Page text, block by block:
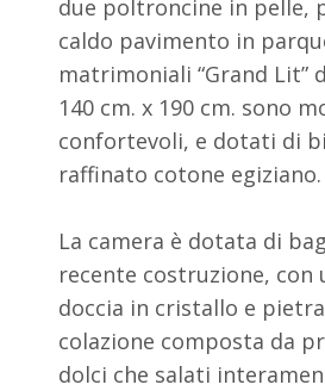
due poltroncine in pelle,
caldo pavimento in
matrimoniali “Grand Lit”
140 cm. x 190 cm. sono
confortevoli, e dotati di
raffinato cotone egiziano.
La camera è dotata di
recente costruzione, con
doccia in cristallo e
colazione composta da
dolci che salati